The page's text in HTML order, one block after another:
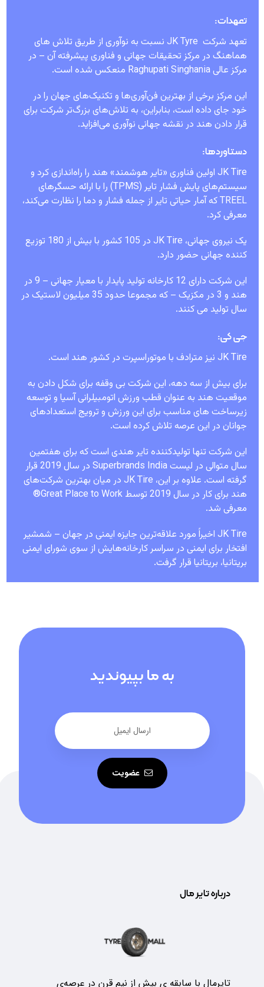
تعهدات:
تعهد شرکت JK Tyre نسبت به نوآوری از طریق تلاش های
هماهنگ در مرکز تحقیقات جهانی و فناوری پیشرفته آن – در
مرکز عالی Raghupati Singhania منعکس شده است.
این مرکز برخی از بهترین فن‌آوری‌ها و تکنیک‌های جهان را در
خود جای داده است، بنابراین، به تلاش‌های بزرگ‌تر شرکت برای
قرار دادن هند در نقشه جهانی نوآوری می‌افزاید.
دستاوردها:
JK Tire اولین فناوری «تایر هوشمند» هند را راه‌اندازی کرد و
سیستم‌های پایش فشار تایر (TPMS) را با ارائه حسگرهای
TREEL که آمار حیاتی تایر از جمله فشار و دما را نظارت می‌کند،
معرفی کرد.
یک نیروی جهانی، JK Tire در 105 کشور با بیش از 180 توزیع
کننده جهانی حضور دارد.
این شرکت دارای 12 کارخانه تولید پایدار با معیار جهانی – 9 در
هند و 3 در مکزیک – که مجموعا حدود 35 میلیون لاستیک در
سال تولید می کنند.
جی کی:
JK Tire نیز مترادف با موتوراسپرت در کشور هند است.
برای بیش از سه دهه، این شرکت بی وقفه برای شکل دادن به
موقعیت هند به عنوان قطب ورزش اتومبیلرانی آسیا و توسعه
زیرساخت های مناسب برای این ورزش و ترویج استعدادهای
جوانان در این عرصه تلاش کرده است.
این شرکت تنها تولیدکننده تایر هندی است که برای هفتمین
سال متوالی در لیست Superbrands India در سال 2019 قرار
گرفته است. علاوه بر این، JK Tire در میان بهترین شرکت‌های
هند برای کار در سال 2019 توسط Great Place to Work®
معرفی شد.
JK Tire اخیراً مورد علاقه‌ترین جایزه ایمنی در جهان – شمشیر
افتخار برای ایمنی در سراسر کارخانه‌هایش از سوی شورای ایمنی
بریتانیا، بریتانیا قرار گرفت.
به ما بپیوندید
عضویت
درباره تایر مال
تایرمال با سابقه ی بیش از نیم قرن در عرصه‌ی